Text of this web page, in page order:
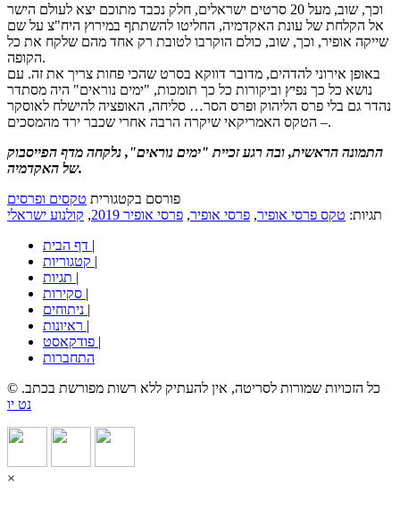
וכך, שוב, מעל 20 סרטים ישראלים, חלק נכבד מתוכם יצא לעולם הישר
אל הקלחת של עונת האקדמיה, החליטו להשתתף במירוץ היח"צ על שם
שייקה אופיר, וכך, שוב, כולם הוקרבו לטובת רק אחד מהם שלקח את כל
הקופה.
באופן אירוני להדהים, מדובר דווקא בסרט שהכי פחות צריך את זה. עם
נושא כל כך נפיץ וביקורות כל כך תומכות, "ימים נוראים" היה מסתדר
נהדר גם בלי פרס הליהוק ופרס הסר… סליחה, האופציה להישלח לאוסקר
– הטקס האמריקאי שיקרה הרבה אחרי שכבר ירד מהמסכים.
התמונה הראשית, ובה רגע זכיית "ימים נוראים", נלקחה מדף הפייסבוק
של האקדמיה.
פורסם בקטגורית טקסים ופרסים
תגיות: טקס פרסי אופיר, פרסי אופיר, פרסי אופיר 2019 , קולנוע ישראלי
|
|
|
|
|
|
|
התחברות
© כל הזכויות שמורות לסריטה, אין להעתיק ללא רשות מפורשת בכתב.
נט יו
×